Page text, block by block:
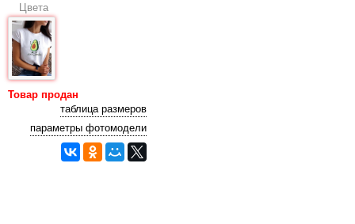
Цвета
Товар продан
таблица размеров
параметры фотомодели